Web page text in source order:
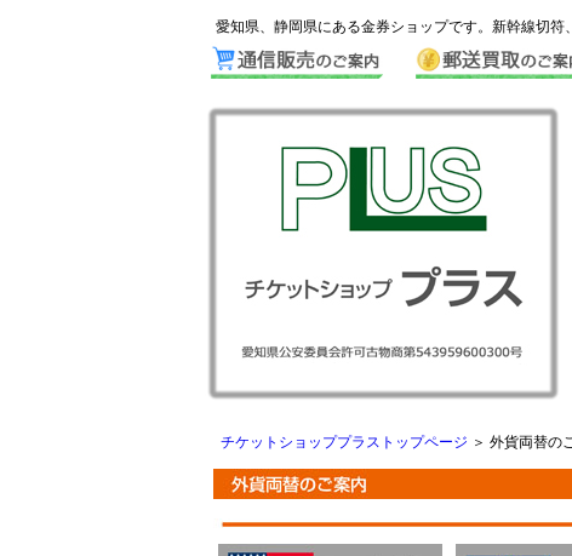
愛知県、静岡県にある金券ショップです。新幹線切符
チケットショッププラストップページ ＞ 外貨両替の